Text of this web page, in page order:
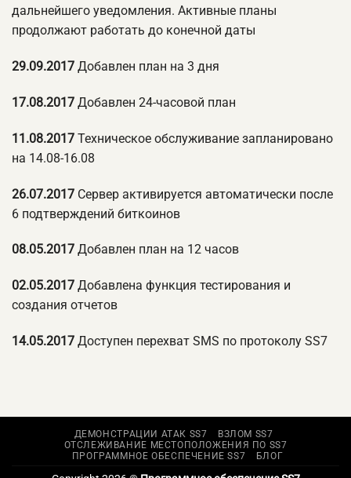
дальнейшего уведомления. Активные планы
продолжают работать до конечной даты
29.09.2017 Добавлен план на 3 дня
17.08.2017 Добавлен 24-часовой план
11.08.2017 Техническое обслуживание запланировано
на 14.08-16.08
26.07.2017 Сервер активируется автоматически после
6 подтверждений биткоинов
08.05.2017 Добавлен план на 12 часов
02.05.2017 Добавлена функция тестирования и
создания отчетов
14.05.2017 Доступен перехват SMS по протоколу SS7
ДЕМОНСТРАЦИИ АТАК SS7
ВЗЛОМ SS7
ОТСЛЕЖИВАНИЕ МЕСТОПОЛОЖЕНИЯ ПО SS7
ПРОГРАММНОЕ ОБЕСПЕЧЕНИЕ SS7
БЛОГ